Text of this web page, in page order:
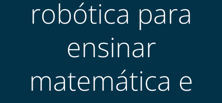
robótica para
ensinar
matemática e